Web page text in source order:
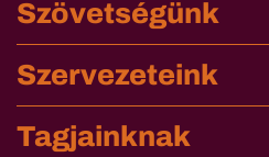
Szövetségünk
Szervezeteink
Tagjainknak